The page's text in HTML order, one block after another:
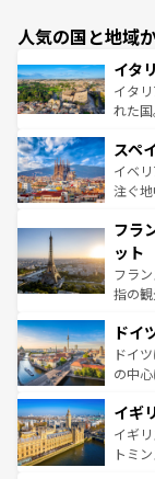
人気の国と地域
イタ
イタ
れた国
ろん
景な
ピザ
ませ
なお
しい。
スペ
イベ
注ぐ
文化
れる
る。
アー
せる
ンテ
フラ
ット
フラ
指の
で、
聖堂
から
いる
香り
らに
ドイ
ドイ
の中
顔を
ルリ
して
イギ
イギ
トミ